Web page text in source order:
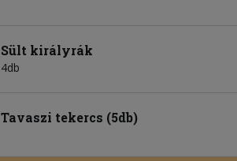
Sült királyrák
4db
Tavaszi tekercs (5db)